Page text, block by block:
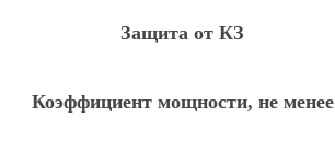
Защита от КЗ
Коэффициент мощности, не менее